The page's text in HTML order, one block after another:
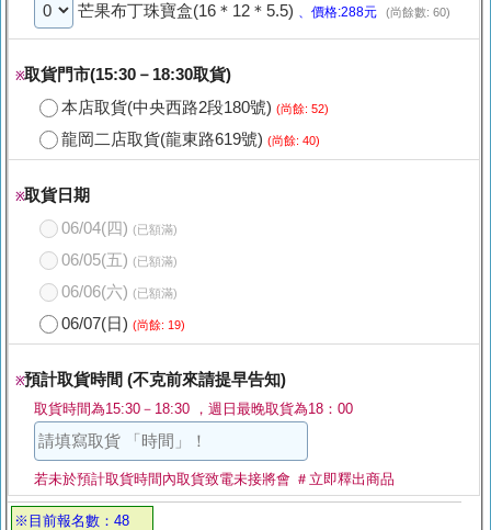
芒果布丁珠寶盒(16＊12＊5.5) 、價格:288元 (尚餘數: 60)
※取貨門市(15:30－18:30取貨)
本店取貨(中央西路2段180號) (尚餘: 52)
龍岡二店取貨(龍東路619號) (尚餘: 40)
※取貨日期
06/04(四) (已額滿)
06/05(五) (已額滿)
06/06(六) (已額滿)
06/07(日) (尚餘: 19)
※預計取貨時間 (不克前來請提早告知)
取貨時間為15:30－18:30 ，週日最晚取貨為18：00
若未於預計取貨時間內取貨致電未接將會 ＃立即釋出商品
※目前報名數：48